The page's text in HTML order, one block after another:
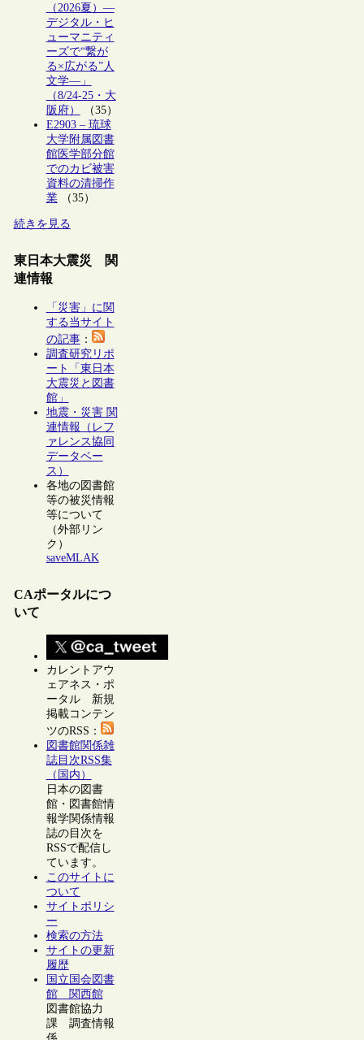
（2026夏）―
デジタル・ヒ
ューマニティ
ーズで“繋が
る×広がる”人
文学―」
（8/24-25・大
阪府）
（35）
E2903 – 琉球
大学附属図書
館医学部分館
でのカビ被害
資料の清掃作
業（35）
続きを見る
東日本大震災 関
連情報
「災害」に関
する当サイト
の記事：
調査研究リポ
ート「東日本
大震災と図書
館」
地震・災害 関
連情報（レフ
ァレンス協同
データベー
ス）
各地の図書館
等の被災情報
等について
（外部リン
ク）
saveMLAK
CAポータルにつ
いて
カレントアウ
ェアネス・ポ
ータル 新規
掲載コンテン
ツのRSS：
図書館関係雑
誌目次RSS集
（国内）
日本の図書
館・図書館情
報学関係情報
誌の目次を
RSSで配信し
ています。
このサイトに
ついて
サイトポリシ
ー
検索の方法
サイトの更新
履歴
国立国会図書
館 関西館
図書館協力
課 調査情報